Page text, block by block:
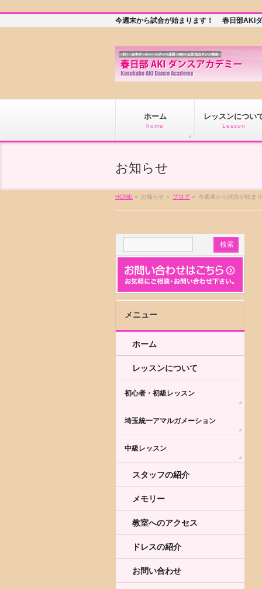
今週末から試合が始まります！ 春日部AKI
ホーム
home
レッスンについ
Lesson
お知らせ
HOME » お知らせ » ブログ » 今週末から試合が始ま
メニュー
ホーム
レッスンについて
初心者・初級レッスン
埼玉統一アマルガメーション
中級レッスン
スタッフの紹介
メモリー
教室へのアクセス
ドレスの紹介
お問い合わせ